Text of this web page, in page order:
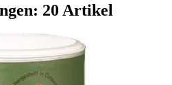
20 Artikel